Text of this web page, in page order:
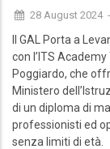
28 August 2024 -
Il GAL Porta a
con l’ITS
Poggiardo, che
Ministero
di un diploma di
professionisti ed
senza limiti di età.